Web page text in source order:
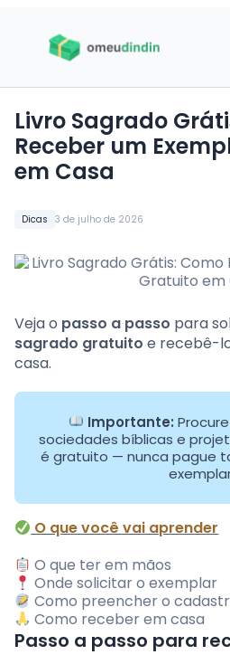
Dicas 3 de julho de 2026
Livro Sagrado
Receber um
em Casa
Veja o passo a passo para
sagrado gratuito e recebê-
casa.
Importante:
sociedades bíblicas e
é gratuito — nunca pague
O que você vai aprender
O que ter em mãos
Onde solicitar o exemplar
Como preencher o
Como receber em casa
Passo a passo para